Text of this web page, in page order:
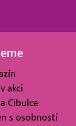
akci
Cibulce
s osobností